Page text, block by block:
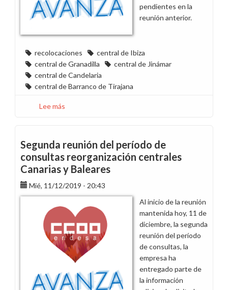
pendientes en la
reunión anterior.
recolocaciones
central de Ibiza
central de Granadilla
central de Jinámar
central de Candelaria
central de Barranco de Tirajana
Lee más
período
de
consultas
de
la
reorganización
de
centrales
de
Canarias
Baleares
Segunda reunión del período de
consultas reorganización centrales
Canarias y Baleares
Mié, 11/12/2019 - 20:43
Al inicio de la reunión
mantenida hoy, 11 de
diciembre, la segunda
reunión del período
de consultas, la
empresa ha
entregado parte de
la información